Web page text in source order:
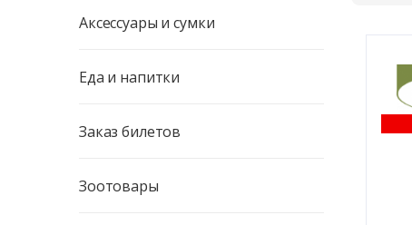
Аксессуары и сумки
Еда и напитки
Заказ билетов
Зоотовары